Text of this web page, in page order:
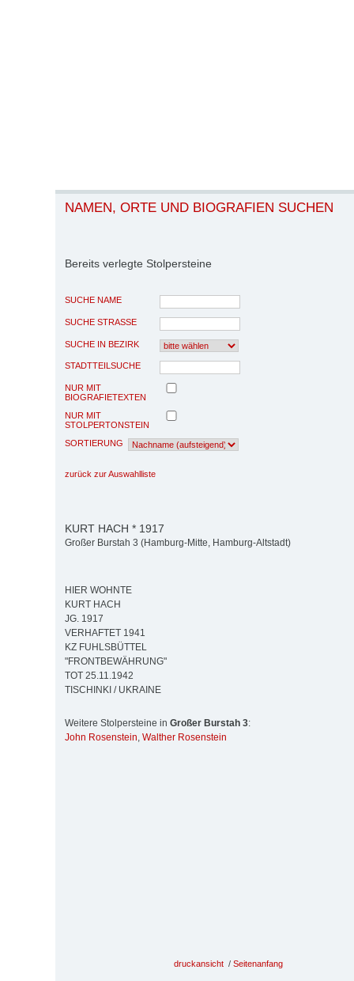
NAMEN, ORTE UND BIOGRAFIEN SUCHEN
Bereits verlegte Stolpersteine
SUCHE NAME
SUCHE STRASSE
SUCHE IN BEZIRK
STADTTEILSUCHE
NUR MIT
BIOGRAFIETEXTEN
NUR MIT
STOLPERTONSTEIN
SORTIERUNG
zurück zur Auswahlliste
KURT HACH * 1917
Großer Burstah 3 (Hamburg-Mitte, Hamburg-Altstadt)
HIER WOHNTE
KURT HACH
JG. 1917
VERHAFTET 1941
KZ FUHLSBÜTTEL
"FRONTBEWÄHRUNG"
TOT 25.11.1942
TISCHINKI / UKRAINE
Weitere Stolpersteine in Großer Burstah 3:
John Rosenstein, Walther Rosenstein
druckansicht / Seitenanfang